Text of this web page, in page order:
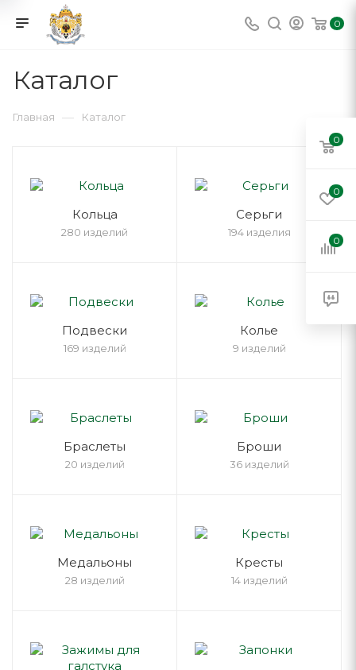
0
Каталог
Главная — Каталог
Кольца
280 изделий
Серьги
194 изделия
Подвески
169 изделий
Колье
9 изделий
Браслеты
20 изделий
Броши
36 изделий
Медальоны
28 изделий
Кресты
14 изделий
0
0
0